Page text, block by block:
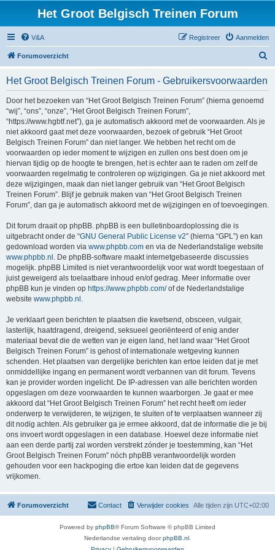
Het Groot Belgisch Treinen Forum
V&A Aanmelden
Registreer
Forumoverzicht
Het Groot Belgisch Treinen Forum - Gebruikersvoorwaarden
Door het bezoeken van “Het Groot Belgisch Treinen Forum” (hierna genoemd
“wij”, “ons”, “onze”, “Het Groot Belgisch Treinen Forum”,
“https://www.hgbtf.net”), ga je automatisch akkoord met de voorwaarden. Als je
niet akkoord gaat met deze voorwaarden, bezoek of gebruik “Het Groot
Belgisch Treinen Forum” dan niet langer. We hebben het recht om de
voorwaarden op ieder moment te wijzigen en zullen ons best doen om je
hiervan tijdig op de hoogte te brengen, het is echter aan te raden om zelf de
voorwaarden regelmatig te controleren op wijzigingen. Ga je niet akkoord met
deze wijzigingen, maak dan niet langer gebruik van “Het Groot Belgisch
Treinen Forum”. Blijf je gebruik maken van “Het Groot Belgisch Treinen
Forum”, dan ga je automatisch akkoord met de wijzigingen en of toevoegingen.
Dit forum draait op phpBB. phpBB is een bulletinboardoplossing die is
uitgebracht onder de “GNU General Public License v2” (hierna “GPL”) en kan
gedownload worden via www.phpbb.com en via de Nederlandstalige website
www.phpbb.nl . De phpBB-software maakt internetgebaseerde discussies
mogelijk. phpBB Limited is niet verantwoordelijk voor wat wordt toegestaan of
juist geweigerd als toelaatbare inhoud en/of gedrag. Meer informatie over
phpBB kun je vinden op https://www.phpbb.com/of de Nederlandstalige
website www.phpbb.nl .
Je verklaart geen berichten te plaatsen die kwetsend, obsceen, vulgair,
lasterlijk, haatdragend, dreigend, seksueel georiënteerd of enig ander
materiaal bevat die de wetten van je eigen land, het land waar “Het Groot
Belgisch Treinen Forum” is gehost of internationale wetgeving kunnen
schenden. Het plaatsen van dergelijke berichten kan ertoe leiden dat je met
onmiddellijke ingang en permanent wordt verbannen van dit forum. Tevens
kan je provider worden ingelicht. De IP-adressen van alle berichten worden
opgeslagen om deze voorwaarden te kunnen waarborgen. Je gaat er mee
akkoord dat “Het Groot Belgisch Treinen Forum” het recht heeft om ieder
onderwerp te verwijderen, te wijzigen, te sluiten of te verplaatsen wanneer zij
dit nodig achten. Als gebruiker ga je ermee akkoord, dat de informatie die je bij
ons invoert wordt opgeslagen in een database. Hoewel deze informatie niet
aan een derde partij zal worden verstrekt zónder je toestemming, kan “Het
Groot Belgisch Treinen Forum” nóch phpBB verantwoordelijk worden
gehouden voor een hackpoging die ertoe kan leiden dat de gegevens
vrijkomen.
Forumoverzicht Alle tijden zijn UTC+02:00
Verwijder cookies
Contact
Powered by phpBB® Forum Software © phpBB Limited
Nederlandse vertaling doorphpBB.nl